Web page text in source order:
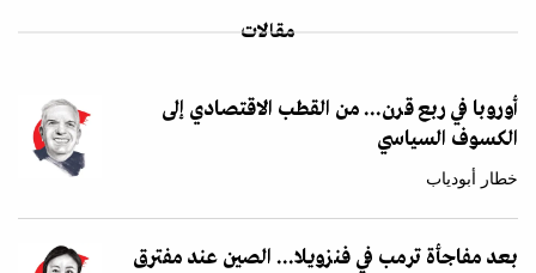
مقالات
أوروبا في ربع قرن... من القطب الاقتصادي إلى
الكسوف السياسي
خطار أبودياب
بعد مفاجأة ترمب في فنزويلا... الصين عند مفترق